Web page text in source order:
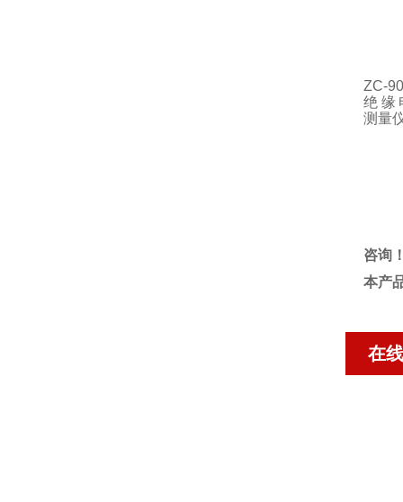
ZC-
绝缘
测量
咨询
本产
在